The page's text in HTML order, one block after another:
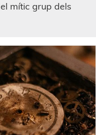
mític grup dels